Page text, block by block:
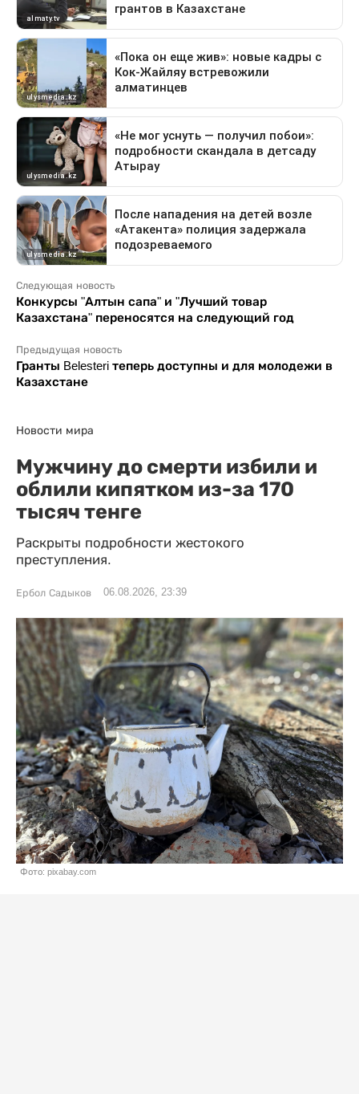
Следующая новость
Конкурсы "Алтын сапа" и "Лучший товар
Казахстана" переносятся на следующий год
Предыдущая новость
Гранты Belesteri теперь доступны и для молодежи в
Казахстане
Новости мира
Мужчину до смерти избили и
облили кипятком из-за 170
тысяч тенге
Раскрыты подробности жестокого
преступления.
Ербол Садыков 06.08.2026, 23:39
Фото: pixabay.com